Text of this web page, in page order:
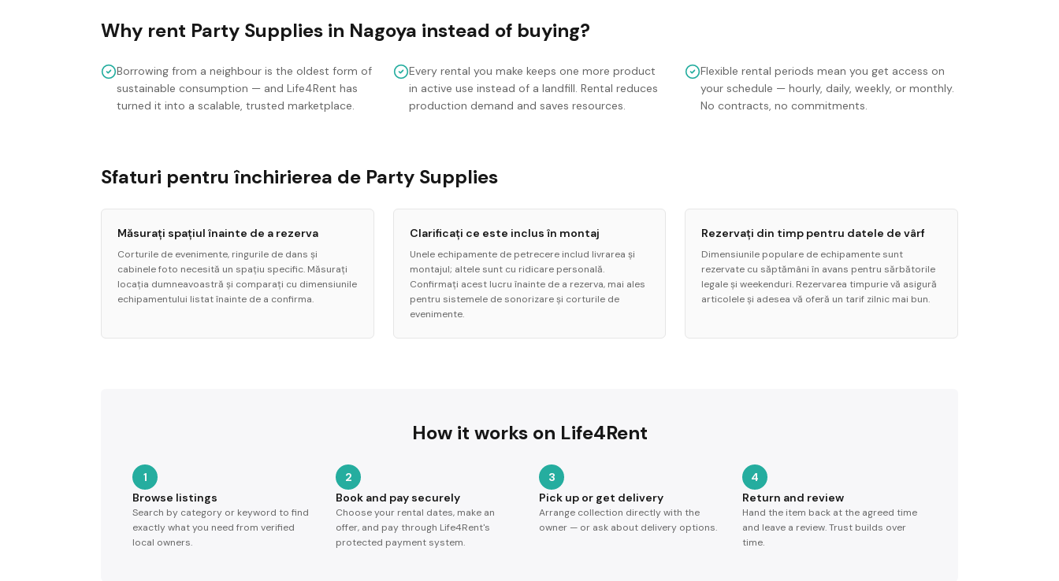
Why rent Party Supplies in Nagoya instead of buying?
Borrowing from a neighbour is the oldest form of
sustainable consumption — and Life4Rent has
turned it into a scalable, trusted marketplace.
Every rental you make keeps one more product
in active use instead of a landfill. Rental reduces
production demand and saves resources.
Flexible rental periods mean you get access on
your schedule — hourly, daily, weekly, or monthly.
No contracts, no commitments.
Sfaturi pentru închirierea de Party Supplies
Măsurați spațiul înainte de a rezerva
Corturile de evenimente, ringurile de dans și
cabinele foto necesită un spațiu specific. Măsurați
locația dumneavoastră și comparați cu dimensiunile
echipamentului listat înainte de a confirma.
Clarificați ce este inclus în montaj
Unele echipamente de petrecere includ livrarea și
montajul; altele sunt cu ridicare personală.
Confirmați acest lucru înainte de a rezerva, mai ales
pentru sistemele de sonorizare și corturile de
evenimente.
Rezervați din timp pentru datele de vârf
Dimensiunile populare de echipamente sunt
rezervate cu săptămâni în avans pentru sărbătorile
legale și weekenduri. Rezervarea timpurie vă asigură
articolele și adesea vă oferă un tarif zilnic mai bun.
How it works on Life4Rent
1
Browse listings
Search by category or keyword to find
exactly what you need from verified
local owners.
2
Book and pay securely
Choose your rental dates, make an
offer, and pay through Life4Rent's
protected payment system.
3
Pick up or get delivery
Arrange collection directly with the
owner — or ask about delivery options.
4
Return and review
Hand the item back at the agreed time
and leave a review. Trust builds over
time.